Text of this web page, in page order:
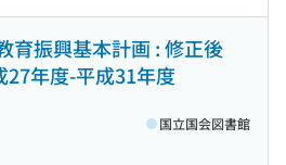
育振興基本計画 : 修正後
27年度-平成31年度
国立国会図書館